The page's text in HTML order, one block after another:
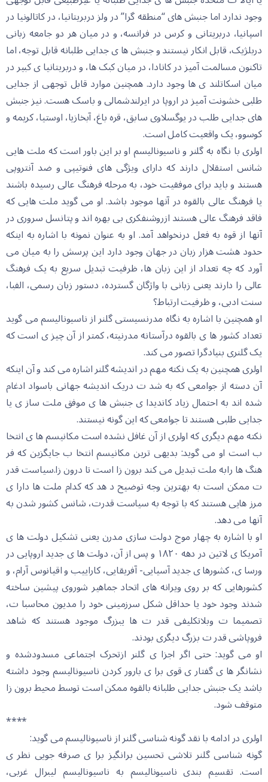
وجود ندارد اما جنبش های “منطقه گرا” در ولز دربریتانیا، در کاتالونیا در
اسپانیا، دربریتانی و کرس در فرانسه، و در میان هر دو جامعه زبانی
دربلژیک، قابل انکار نیستند و جنبش ها ی جدایی طلبانه قابل توجه، اما
تاکنون مسالمت آمیز در کانادا، در میان کبک ها، و دربریتانیا ی کبیر در
میان اسکاتلند ی ها وجود دارد. همچنین موارد قابل توجهی از جدایی
طلبی خشونت آمیز در اروپا در ایرلندشمالی و باسک هست. نیز جنبش
های جدایی طلب در یوگسلاوی سابق، قره باغ، آبخازیا، اوستیا، کریمه و
کوسوو، یک واقعیت کامل است.
اولری با نگاه به گلنر و ناسیونالیسم او بر این باور است که ملت هایی
شانس استقلال دارند که دارای ویژگی های فنوتیپی و ضد آنتروپی
هستند و باید برای موفقیت خود، به مرحله فرهنگ عالی رسیده باشند
یا فرهنگ عالی بالقوه در آنها موجود باشد. او می گوید ملت هایی که
فاقد فرهنگ عالی هستند ازروشنفکری بی بهره اند و پتانسل سروری در
آنها از قوه به فعل درنخواهد آمد. او به عنوان نمونه با اشاره به اینکه
حدود هشت هزار زبان در جهان وجود دارد این پرسش را به میان می
آورد که چه تعداد از این زبان ها، ظرفیت تبدیل سریع به یک فرهنگ
عالی را دارند یعنی زبانی با واژگان گسترده، دستور زبان رسمی، الفبا،
سنت ادبی، و ظرفیت ارتباط؟
او همچنین با اشاره به نگاه مدرنسیستی گلنر از ناسیونالیسم می گوید
تعداد کشور ها ی بالقوه درآستانه مدرنیته، کمتر از آن چیز ی است که
یک گلنری بنیادگرا تصور می کند.
اولری همچنین به یک نکته مهم در اندیشه گلنر اشاره می کند و آن اینکه
آن دسته از جوامعی که به شد ت دریک اندیشه جهانی باسواد ادغام
شده اند به احتمال زیاد کاندیدا ی جنبش ها ی موفق ملت ساز ی یا
جدایی طلبی هستند تا جوامعی که این گونه نیستند.
نکته مهم دیگری که اولری از آن غافل نشده است مکانیسم ها ی انتخا
ب است او می گوید: بدیهی ترین مکانیسم انتخا ب جایگزین که فر
هنگ ها رابه ملت تبدیل می کند برون زا است تا درون زا.سیاست قدر
ت ممکن است به بهترین وجه توضیح د هد که کدام ملت ها دارا ی
مرز هایی هستند که با توجه به سیاست قدرت، شانس کشور شدن به
آنها می دهد.
او با اشاره به چهار موج دولت سازی مدرن یعنی تشکیل دولت ها ی
آمریکا ی لاتین در دهه ١٨٢٠ و پس از آن، دولت ها ی جدید اروپایی در
ورسا ی، کشورها ی جدید آسیایی- آفریقایی، کاراییب و اقیانوس آرام، و
کشورهایی که بر روی ویرانه های اتحاد جماهیر شوروی پیشین ساخته
شدند وجود خود یا حداقل شکل سرزمینی خود را مدیون محاسبا ت،
تصمیما ت وبلاتکلیفی قدر ت ها یبزرگ موجود هستند که شاهد
فروپاشی قدر ت بزرگ دیگری بودند.
او می گوید: حتی اگر اجزا ی گلنر ازتحرک اجتماعی مسدودشده و
نشانگر ها ی گفتار ی قوی برا ی بارور کردن ناسیونالیسم وجود داشته
باشد یک جنبش جدایی طلبانه بالقوه ممکن است توسط محیط برون زا
متوقف شود.
****
اولری در ادامه با نقد گونه شناسی گلنر از ناسیونالیسم می گوید:
گونه شناسی گلنر تلاشی تحسین برانگیز برا ی صرفه جویی نظر ی
است. تقسیم بندی ناسیونالیسم به ناسیونالیسم لیبرال غربی،